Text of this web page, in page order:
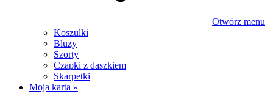
Otwórz menu
Koszulki
Bluzy
Szorty
Czapki z daszkiem
Skarpetki
Moja karta »